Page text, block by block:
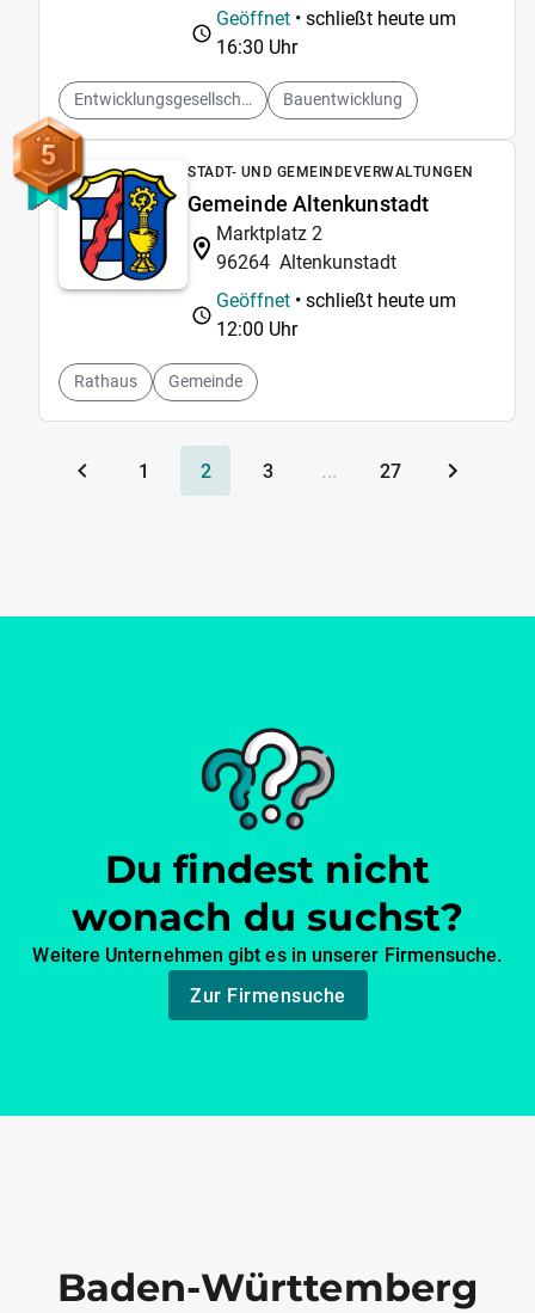
Geöffnet • schließt heute um
16:30 Uhr
Entwicklungsgesellschaft Bauentwicklung
5 STADT- UND GEMEINDEVERWALTUNGEN
Gemeinde Altenkunstadt
Marktplatz 2
96264 Altenkunstadt
Geöffnet • schließt heute um
12:00 Uhr
Rathaus Gemeinde
1 2 3 ... 27
Du findest nicht
wonach du suchst?
Weitere Unternehmen gibt es in unserer Firmensuche.
Zur Firmensuche
Baden-Württemberg